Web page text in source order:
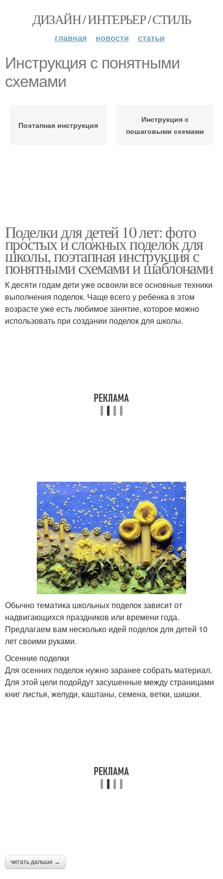
ДИЗАЙН / ИНТЕРЬЕР / СТИЛЬ
главная новости статьи
Инструкция с понятными
схемами
Поэтапная инструкция
Инструкция с
пошаговыми схемами
Поделки для детей 10 лет: фото
простых и сложных поделок для
школы, поэтапная инструкция с
понятными схемами и шаблонами
К десяти годам дети уже освоили все основные техники
выполнения поделок. Чаще всего у ребенка в этом
возрасте уже есть любимое занятие, которое можно
использовать при создании поделок для школы.
Обычно тематика школьных поделок зависит от
надвигающихся праздников или времени года.
Предлагаем вам несколько идей поделок для детей 10
лет своими руками.
Осенние поделки
Для осенних поделок нужно заранее собрать материал.
Для этой цели подойдут засушенные между страницами
книг листья, желуди, каштаны, семена, ветки, шишки.
читать дальше →